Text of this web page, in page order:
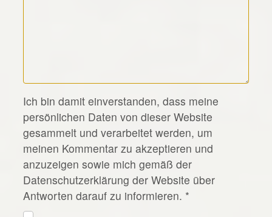
*
Ich bin damit einverstanden, dass meine
persönlichen Daten von dieser Website
gesammelt und verarbeitet werden, um
meinen Kommentar zu akzeptieren und
anzuzeigen sowie mich gemäß der
Datenschutzerklärung der Website über
Antworten darauf zu informieren. *